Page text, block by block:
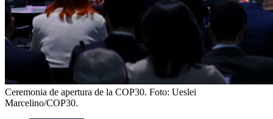
Ceremonia de apertura de la COP30. Foto: Ueslei
Marcelino/COP30.